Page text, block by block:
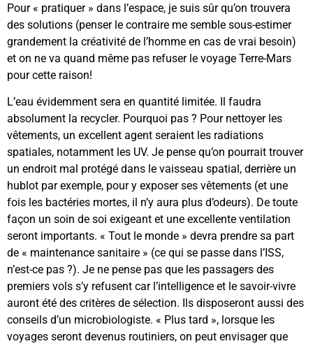
Pour « pratiquer » dans l’espace, je suis sûr qu’on trouvera
des solutions (penser le contraire me semble sous-estimer
grandement la créativité de l’homme en cas de vrai besoin)
et on ne va quand même pas refuser le voyage Terre-Mars
pour cette raison!
L’eau évidemment sera en quantité limitée. Il faudra
absolument la recycler. Pourquoi pas ? Pour nettoyer les
vêtements, un excellent agent seraient les radiations
spatiales, notamment les UV. Je pense qu’on pourrait trouver
un endroit mal protégé dans le vaisseau spatial, derrière un
hublot par exemple, pour y exposer ses vêtements (et une
fois les bactéries mortes, il n’y aura plus d’odeurs). De toute
façon un soin de soi exigeant et une excellente ventilation
seront importants. « Tout le monde » devra prendre sa part
de « maintenance sanitaire » (ce qui se passe dans l’ISS,
n’est-ce pas ?). Je ne pense pas que les passagers des
premiers vols s’y refusent car l’intelligence et le savoir-vivre
auront été des critères de sélection. Ils disposeront aussi des
conseils d’un microbiologiste. « Plus tard », lorsque les
voyages seront devenus routiniers, on peut envisager que